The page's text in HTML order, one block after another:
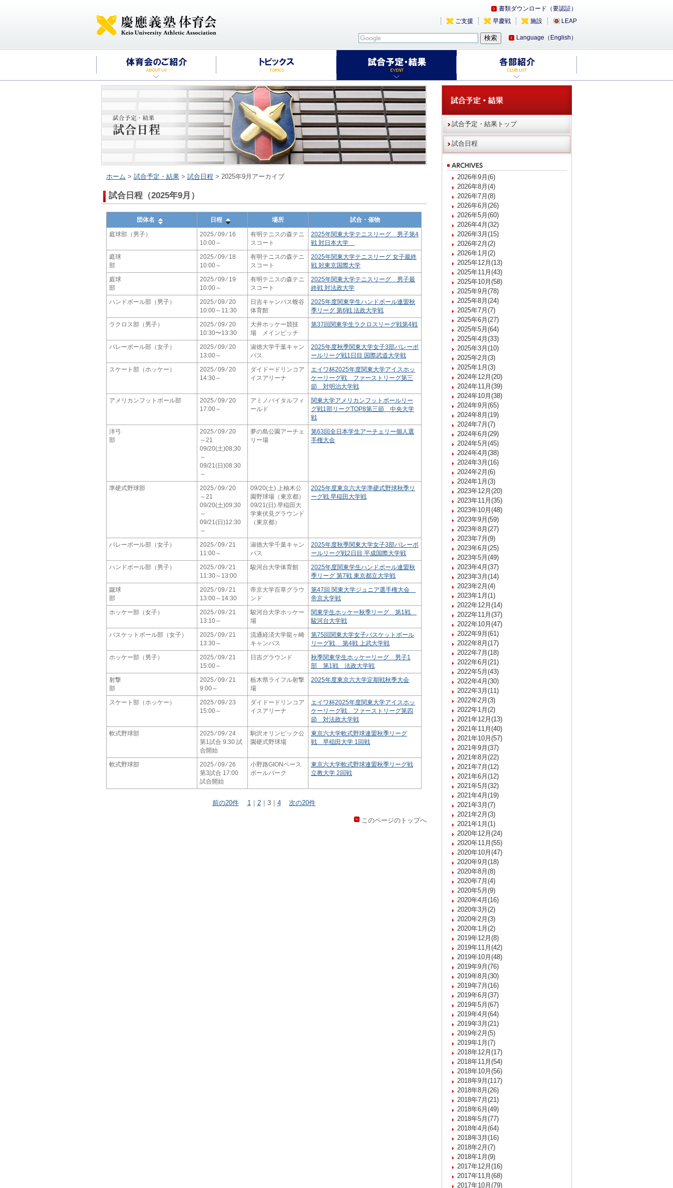
書類ダウンロード（要認証）
LEAP
施設
早慶戦
ご支援
Language（English）
ホーム > 試合予定・結果 > 試合日程 > 2025年9月アーカイブ
試合日程（2025年9月）
団体名 日程 場所 試合・催物
庭球部（男子）
2025 ⁄ 09 ⁄ 16
10:00～
有明テニスの森テニ
スコート
2025年関東大学テニスリーグ 男子第4
戦 対日本大学
庭球
部
2025 ⁄ 09 ⁄ 18
10:00～
有明テニスの森テニ
スコート
2025年関東大学テニスリーグ 女子最終
戦 対東京国際大学
庭球
部
2025 ⁄ 09 ⁄ 19
10:00～
有明テニスの森テニ
スコート
2025年関東大学テニスリーグ 男子最
終戦 対法政大学
ハンドボール部（男子）
2025 ⁄ 09 ⁄ 20
10:00～11:30
日吉キャンパス蝮谷
体育館
2025年度関東学生ハンドボール連盟秋
季リーグ 第6戦 法政大学戦
ラクロス部（男子）
2025 ⁄ 09 ⁄ 20
10:30〜13:30
大井ホッケー競技
場 メインピッチ
第37回関東学生ラクロスリーグ戦第4戦
バレーボール部（女子）
2025 ⁄ 09 ⁄ 20
13:00～
淑徳大学千葉キャン
パス
2025年度秋季関東大学女子3部バレーボ
ールリーグ戦1日目 国際武道大学戦
スケート部（ホッケー）
2025 ⁄ 09 ⁄ 20
14:30～
ダイドードリンコア
イスアリーナ
エイワ杯2025年度関東大学アイスホッ
ケーリーグ戦 ファーストリーグ第三
節 対明治大学戦
アメリカンフットボール部
2025 ⁄ 09 ⁄ 20
17:00～
アミノバイタルフィ
ールド
関東大学アメリカンフットボールリー
グ戦1部リーグTOP8第三節 中央大学
戦
洋弓
部
2025 ⁄ 09 ⁄ 20
～21
09/20(土)08;30
～
09/21(日)08:30
～
夢の島公園アーチェ
リー場
第63回全日本学生アーチェリー個人選
手権大会
準硬式野球部
2025 ⁄ 09 ⁄ 20
～21
09/20(土)09:30
～
09/21(日)12:30
～
09/20(土) 上柚木公
園野球場（東京都）
09/21(日) 早稲田大
学東伏見グラウンド
（東京都）
2025年度東京六大学準硬式野球秋季リ
ーグ戦 早稲田大学戦
バレーボール部（女子）
2025 ⁄ 09 ⁄ 21
11:00～
淑徳大学千葉キャン
パス
2025年度秋季関東大学女子3部バレーボ
ールリーグ戦2日目 平成国際大学戦
ハンドボール部（男子）
2025 ⁄ 09 ⁄ 21
11:30～13:00
駿河台大学体育館
2025年度関東学生ハンドボール連盟秋
季リーグ 第7戦 東京都立大学戦
蹴球
部
2025 ⁄ 09 ⁄ 21
13:00～14:30
帝京大学百草グラウ
ンド
第47回 関東大学ジュニア選手権大会
帝京大学戦
ホッケー部（女子）
2025 ⁄ 09 ⁄ 21
13:10～
駿河台大学ホッケー
場
関東学生ホッケー秋季リーグ 第1戦
駿河台大学戦
バスケットボール部（女子）
2025 ⁄ 09 ⁄ 21
13:30～
流通経済大学龍ヶ崎
キャンパス
第75回関東大学女子バスケットボール
リーグ戦 第4戦 上武大学戦
ホッケー部（男子）
2025 ⁄ 09 ⁄ 21
15:00～
日吉グラウンド
秋季関東学生ホッケーリーグ 男子1
部 第1戦 法政大学戦
射撃
部
2025 ⁄ 09 ⁄ 21
9:00～
栃木県ライフル射撃
場
2025年度東京六大学定期戦秋季大会
スケート部（ホッケー）
2025 ⁄ 09 ⁄ 23
15:00～
ダイドードリンコア
イスアリーナ
エイワ杯2025年度関東大学アイスホッ
ケーリーグ戦 ファーストリーグ第四
節 対法政大学戦
軟式野球部
2025 ⁄ 09 ⁄ 24
第1試合 9:30 試
合開始
駒沢オリンピック公
園硬式野球場
東京六大学軟式野球連盟秋季リーグ
戦 早稲田大学 1回戦
軟式野球部
2025 ⁄ 09 ⁄ 26
第3試合 17:00
試合開始
小野路GIONベース
ボールパーク
東京六大学軟式野球連盟秋季リーグ戦
立教大学 2回戦
前の20件 1｜ 2｜ 3｜ 4 次の20件
このページのトップへ
試合予定・結果トップ
試合日程
2026年9月(6)
2026年8月(4)
2026年7月(8)
2026年6月(26)
2026年5月(60)
2026年4月(32)
2026年3月(15)
2026年2月(2)
2026年1月(2)
2025年12月(13)
2025年11月(43)
2025年10月(58)
2025年9月(78)
2025年8月(24)
2025年7月(7)
2025年6月(27)
2025年5月(64)
2025年4月(33)
2025年3月(10)
2025年2月(3)
2025年1月(3)
2024年12月(20)
2024年11月(39)
2024年10月(38)
2024年9月(65)
2024年8月(19)
2024年7月(7)
2024年6月(29)
2024年5月(45)
2024年4月(38)
2024年3月(16)
2024年2月(6)
2024年1月(3)
2023年12月(20)
2023年11月(35)
2023年10月(48)
2023年9月(59)
2023年8月(27)
2023年7月(9)
2023年6月(25)
2023年5月(49)
2023年4月(37)
2023年3月(14)
2023年2月(4)
2023年1月(1)
2022年12月(14)
2022年11月(37)
2022年10月(47)
2022年9月(61)
2022年8月(17)
2022年7月(18)
2022年6月(21)
2022年5月(43)
2022年4月(30)
2022年3月(11)
2022年2月(3)
2022年1月(2)
2021年12月(13)
2021年11月(40)
2021年10月(57)
2021年9月(37)
2021年8月(22)
2021年7月(12)
2021年6月(12)
2021年5月(32)
2021年4月(19)
2021年3月(7)
2021年2月(3)
2021年1月(1)
2020年12月(24)
2020年11月(55)
2020年10月(47)
2020年9月(18)
2020年8月(8)
2020年7月(4)
2020年5月(9)
2020年4月(16)
2020年3月(2)
2020年2月(3)
2020年1月(2)
2019年12月(8)
2019年11月(42)
2019年10月(48)
2019年9月(76)
2019年8月(30)
2019年7月(16)
2019年6月(37)
2019年5月(67)
2019年4月(64)
2019年3月(21)
2019年2月(5)
2019年1月(7)
2018年12月(17)
2018年11月(54)
2018年10月(56)
2018年9月(117)
2018年8月(26)
2018年7月(21)
2018年6月(49)
2018年5月(77)
2018年4月(64)
2018年3月(16)
2018年2月(7)
2018年1月(9)
2017年12月(16)
2017年11月(68)
2017年10月(79)